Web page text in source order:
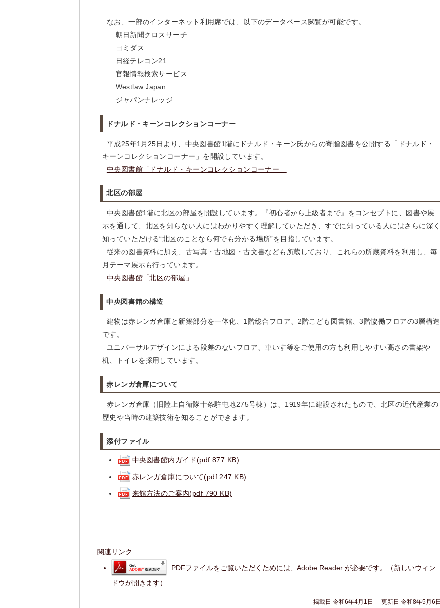
なお、一部のインターネット利用席では、以下のデータベース閲覧が可能です。
朝日新聞クロスサーチ
ヨミダス
日経テレコン21
官報情報検索サービス
Westlaw Japan
ジャパンナレッジ
ドナルド・キーンコレクションコーナー
平成25年1月25日より、中央図書館1階にドナルド・キーン氏からの寄贈図書を公開する「ドナルド・
キーンコレクションコーナー」を開設しています。
中央図書館「ドナルド・キーンコレクションコーナー」
北区の部屋
中央図書館1階に北区の部屋を開設しています。『初心者から上級者まで』をコンセプトに、図書や展
示を通して、北区を知らない人にはわかりやすく理解していただき、すでに知っている人にはさらに深く
知っていただける“北区のことなら何でも分かる場所”を目指しています。
従来の図書資料に加え、古写真・古地図・古文書なども所蔵しており、これらの所蔵資料を利用し、毎
月テーマ展示も行っています。
中央図書館「北区の部屋」
中央図書館の構造
建物は赤レンガ倉庫と新築部分を一体化、1階総合フロア、2階こども図書館、3階協働フロアの3層構造
です。
ユニバーサルデザインによる段差のないフロア、車いす等をご使用の方も利用しやすい高さの書架や
机、トイレを採用しています。
赤レンガ倉庫について
赤レンガ倉庫（旧陸上自衛隊十条駐屯地275号棟）は、1919年に建設されたもので、北区の近代産業の
歴史や当時の建築技術を知ることができます。
添付ファイル
中央図書館内ガイド(pdf 877 KB)
赤レンガ倉庫について(pdf 247 KB)
来館方法のご案内(pdf 790 KB)
関連リンク
PDFファイルをご覧いただくためには、Adobe Reader が必要です。（新しいウィン
ドウが開きます）
掲載日 令和6年4月1日 更新日 令和8年5月6日